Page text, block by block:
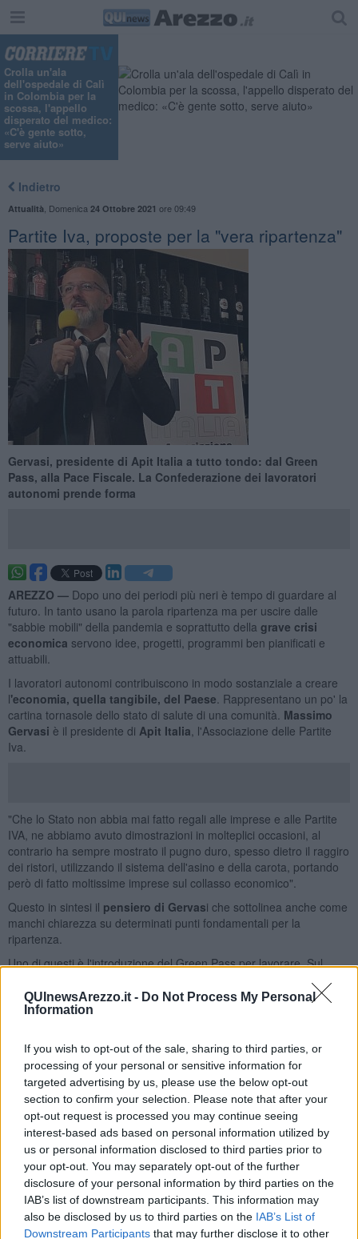
QUInewsArezzo.it - Do Not Process My Personal
Information
If you wish to opt-out of the sale, sharing to third parties, or
processing of your personal or sensitive information for
targeted advertising by us, please use the below opt-out
section to confirm your selection. Please note that after your
opt-out request is processed you may continue seeing
interest-based ads based on personal information utilized by
us or personal information disclosed to third parties prior to
your opt-out. You may separately opt-out of the further
disclosure of your personal information by third parties on the
IAB’s list of downstream participants. This information may
also be disclosed by us to third parties on the IAB’s List of
Downstream Participants that may further disclose it to other
Crolla un'ala
dell'ospedale di Calì
in Colombia per la
scossa, l'appello
disperato del medico:
«C'è gente sotto,
serve aiuto»
Indietro
Attualità Domenica 24 Ottobre 2021 ore 09:49
Partite Iva, proposte per la "vera ripartenza"
Gervasi, presidente di Apit Italia a tutto tondo: dal Green
Pass, alla Pace Fiscale. La Confederazione dei lavoratori
autonomi prende forma
AREZZO — Dopo uno dei periodi più neri è tempo di guardare al
futuro. In tanto usano la parola ripartenza ma per uscire dalle
"sabbie mobili" della pandemia e soprattutto della grave crisi
economica servono idee, progetti, programmi ben pianificati e
attuabili.
I lavoratori autonomi contribuiscono in modo sostanziale a creare
l'economia, quella tangibile, del Paese . Rappresentano un po' la
cartina tornasole dello stato di salute di una comunità. Massimo
Gervasi è il presidente di Apit Italia , l'Associazione delle Partite
Iva.
"Che lo Stato non abbia mai fatto regali alle imprese e alle Partite
IVA, ne abbiamo avuto dimostrazioni in molteplici occasioni, al
contrario ha sempre mostrato il pugno duro, spesso dietro il raggiro
dei ristori, utilizzando il sistema dell'asino e della carota, portando
però di fatto moltissime imprese sul collasso economico".
Questo in sintesi il pensiero di Gervasi che sottolinea anche come
manchi chiarezza su determinati punti fondamentali per la
ripartenza.
Uno di questi è l'introduzione del Green Pass per lavorare. Sul
presunzione rendendo le aziende più deboli perché costrette a
sospendere i lavoratori che non producono la
sanzioni.
Secondo il presidente di Apit Italia non esiste un chiaro progetto di
ripartenza. " Lo Stato assicura chenon aumenteranno le tasse
nel contempo però tutti iservizi ed i costi fissi aumentano a
dismisura : Gas, luce, alimenti, revisioni. Certo, sono stati introdotti
deibonus,ma di fatto si preclude una spesa imprevista al margine
di uno sconto:bonus Tv,bonus idricoe così via. La verità è che in
questa propagandata ripresa sono tantissime le imprese che oggi
si sentono tagliate fuori. Dal 1° ottobre 2021 è ripartita a pieno
l'attività dell'Agenzia di riscossione. A molti contribuenti verrà
chiesto il saldo di tutto ciò che era stato prorogato da marzo 2020
ad oggi, compreso il saldo stralcio della rottamazione. Nessuna